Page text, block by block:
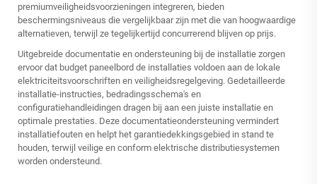
premiumveiligheidsvoorzieningen integreren, bieden
beschermingsniveaus die vergelijkbaar zijn met die van hoogwaardige
alternatieven, terwijl ze tegelijkertijd concurrerend blijven op prijs.
Uitgebreide documentatie en ondersteuning bij de installatie zorgen
ervoor dat budget paneelbord de installaties voldoen aan de lokale
elektriciteitsvoorschriften en veiligheidsregelgeving. Gedetailleerde
installatie-instructies, bedradingsschema's en
configuratiehandleidingen dragen bij aan een juiste installatie en
optimale prestaties. Deze documentatieondersteuning vermindert
installatiefouten en helpt het garantiedekkingsgebied in stand te
houden, terwijl veilige en conform elektrische distributiesystemen
worden ondersteund.